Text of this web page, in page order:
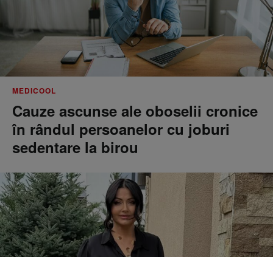
MEDICOOL
Cauze ascunse ale oboselii cronice
în rândul persoanelor cu joburi
sedentare la birou